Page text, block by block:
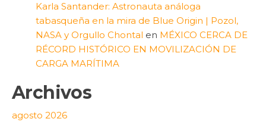
Karla Santander: Astronauta análoga
tabasqueña en la mira de Blue Origin | Pozol,
NASA y Orgullo Chontal en MÉXICO CERCA DE
RÉCORD HISTÓRICO EN MOVILIZACIÓN DE
CARGA MARÍTIMA
Archivos
agosto 2026